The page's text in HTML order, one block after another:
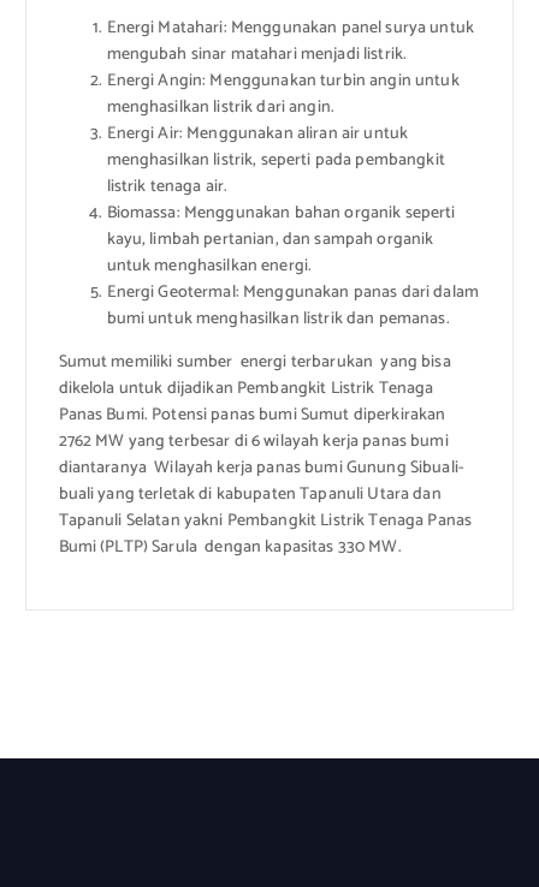
Energi Matahari: Menggunakan panel surya untuk
mengubah sinar matahari menjadi listrik.
Energi Angin: Menggunakan turbin angin untuk
menghasilkan listrik dari angin.
Energi Air: Menggunakan aliran air untuk
menghasilkan listrik, seperti pada pembangkit
listrik tenaga air.
Biomassa: Menggunakan bahan organik seperti
kayu, limbah pertanian, dan sampah organik
untuk menghasilkan energi.
Energi Geotermal: Menggunakan panas dari dalam
bumi untuk menghasilkan listrik dan pemanas.
Sumut memiliki sumber energi terbarukan yang bisa
dikelola untuk dijadikan Pembangkit Listrik Tenaga
Panas Bumi. Potensi panas bumi Sumut diperkirakan
2762 MW yang terbesar di 6 wilayah kerja panas bumi
diantaranya Wilayah kerja panas bumi Gunung Sibuali-
buali yang terletak di kabupaten Tapanuli Utara dan
Tapanuli Selatan yakni Pembangkit Listrik Tenaga Panas
Bumi (PLTP) Sarula dengan kapasitas 330 MW.